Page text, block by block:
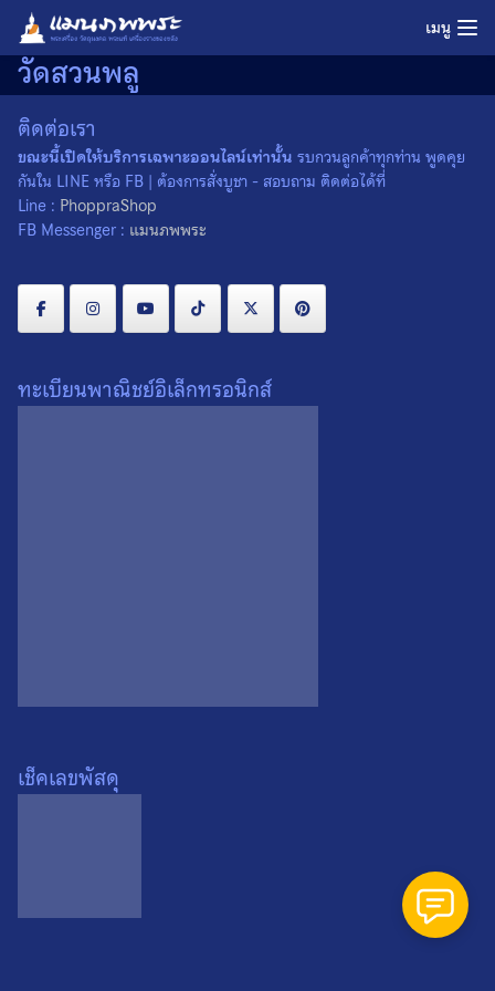
Skip
content
เมนู
วัดสวนพลู
พระปิดตามหาลาภ รุ่น 1 วัด
สวนพลู จ.กรุงเทพฯ ปี 2536
ติดต่อเรา
ขณะนี้เปิดให้บริการเฉพาะออนไลน์เท่านั้น รบกวนลูกค้าทุกท่าน พูดคุย
กันใน LINE หรือ FB | ต้องการสั่งบูชา - สอบถาม ติดต่อได้ที่
Line : PhoppraShop
FB Messenger : แมนภพพระ
ทะเบียนพาณิชย์อิเล็กทรอนิกส์
เช็คเลขพัสดุ